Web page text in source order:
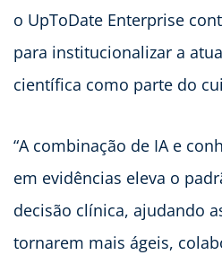
o UpToDate Enterprise
para institucionalizar a
científica como parte do
“A combinação de IA e
em evidências eleva o
decisão clínica, ajudando
tornarem mais ágeis,